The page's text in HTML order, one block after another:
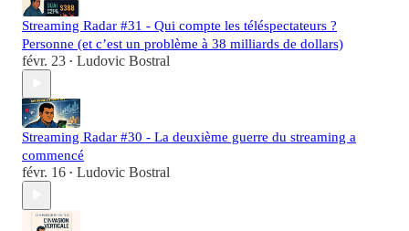
Streaming Radar #31 - Qui compte les téléspectateurs ?
Personne (et c’est un problème à 38 milliards de dollars)
févr. 23 • Ludovic Bostral
Streaming Radar #30 - La deuxième guerre du streaming a
commencé
févr. 16 • Ludovic Bostral